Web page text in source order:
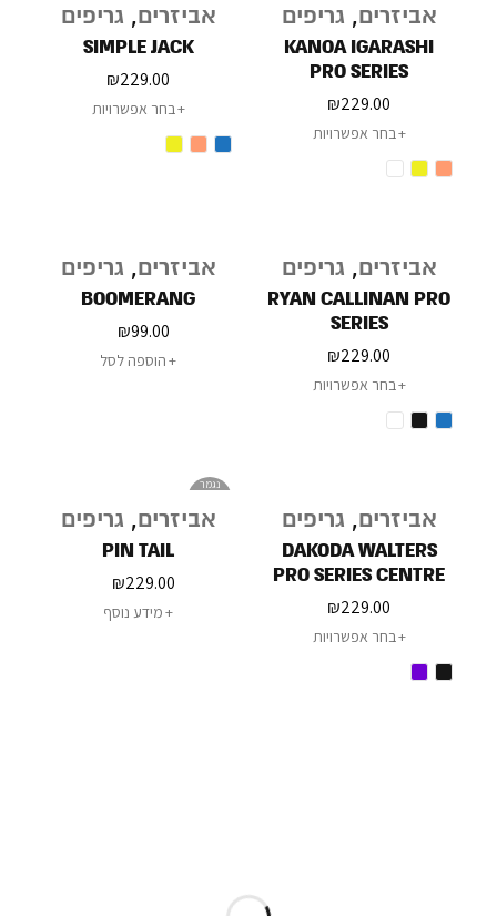
אביזרים, גריפים
KANOA IGARASHI
PRO SERIES
₪229.00
בחר אפשרויות
אביזרים, גריפים
SIMPLE JACK
₪229.00
בחר אפשרויות
אביזרים, גריפים
RYAN CALLINAN PRO
SERIES
₪229.00
בחר אפשרויות
אביזרים, גריפים
BOOMERANG
₪99.00
הוספה לסל
אביזרים, גריפים
DAKODA WALTERS
PRO SERIES CENTRE
DECK
₪229.00
בחר אפשרויות
נגמר
אביזרים, גריפים
PIN TAIL
₪229.00
מידע נוסף